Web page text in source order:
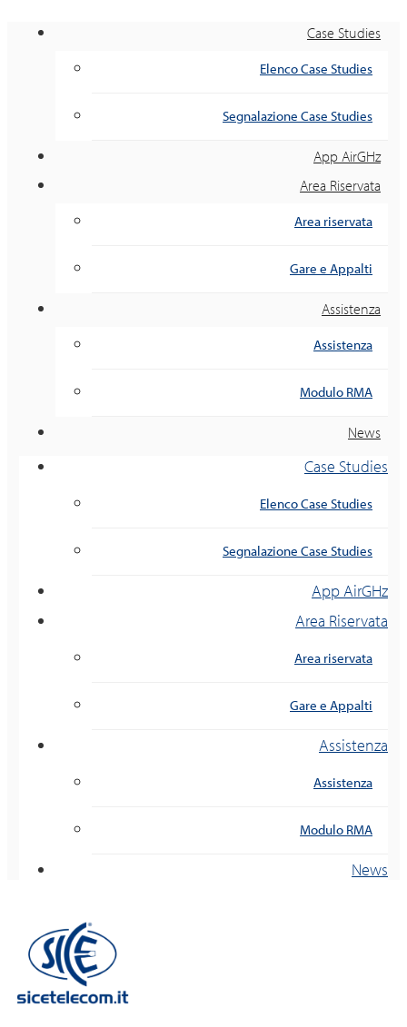
Case Studies
Elenco Case Studies
Segnalazione Case Studies
App AirGHz
Area Riservata
Area riservata
Gare e Appalti
Assistenza
Assistenza
Modulo RMA
News
Case Studies
Elenco Case Studies
Segnalazione Case Studies
App AirGHz
Area Riservata
Area riservata
Gare e Appalti
Assistenza
Assistenza
Modulo RMA
News